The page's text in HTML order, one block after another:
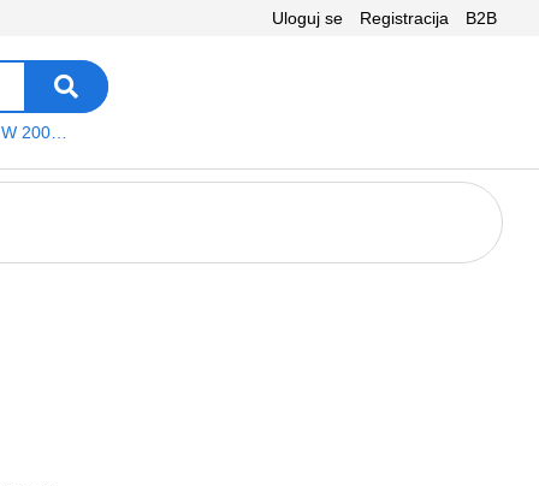
Uloguj se Registracija B2B
VEGA WS W 200 platno